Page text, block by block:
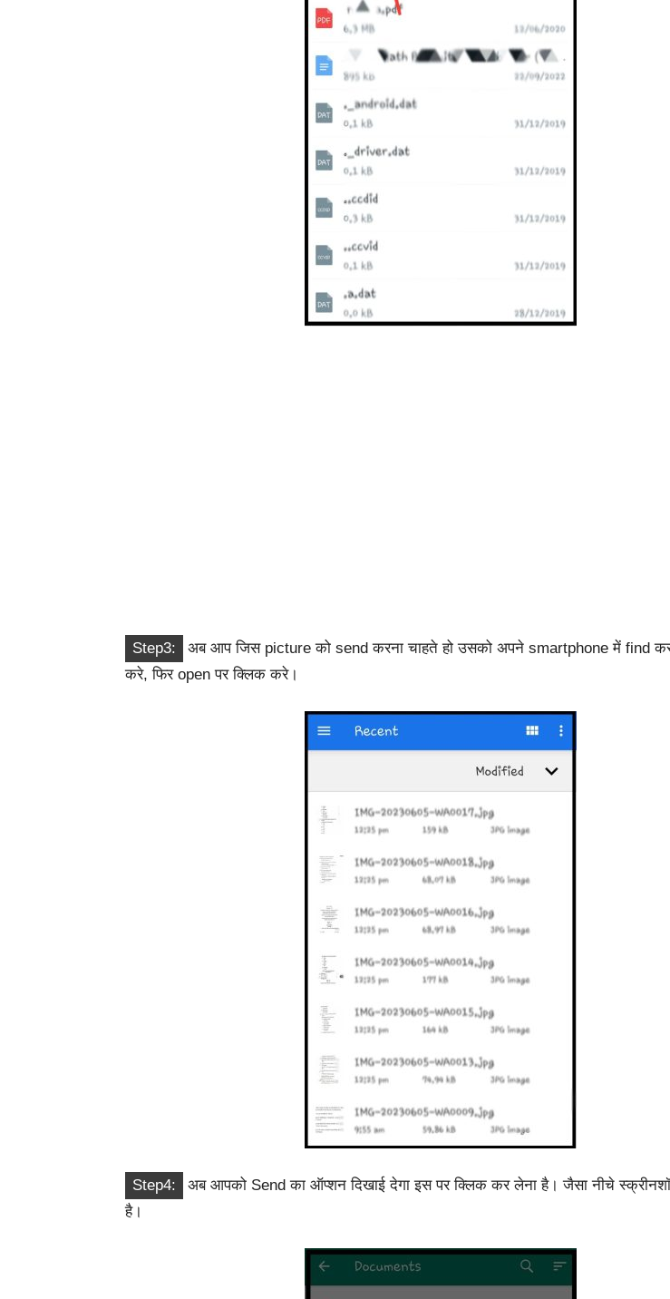
Step3:
अब आप जिस picture को send करना चाहते हो उसको अपने smartphone में find
करे, फिर open पर क्लिक करे।
Step4:
अब आपको Send का ऑप्शन दिखाई देगा इस पर क्लिक कर लेना है। जैसा नीचे
है।